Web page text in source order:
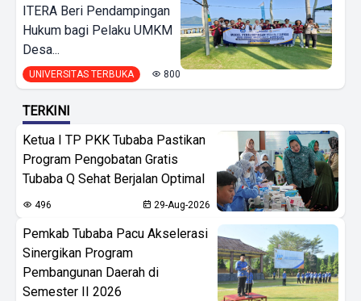
ITERA Beri Pendampingan
Hukum bagi Pelaku UMKM
Desa...
UNIVERSITAS TERBUKA 800
TERKINI
Ketua I TP PKK Tubaba Pastikan
Program Pengobatan Gratis
Tubaba Q Sehat Berjalan Optimal
496 29-Aug-2026
Pemkab Tubaba Pacu Akselerasi
Sinergikan Program
Pembangunan Daerah di
Semester II 2026